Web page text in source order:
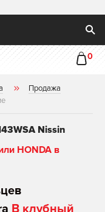
0
Продажа
Nissin
HONDA в
В клубный